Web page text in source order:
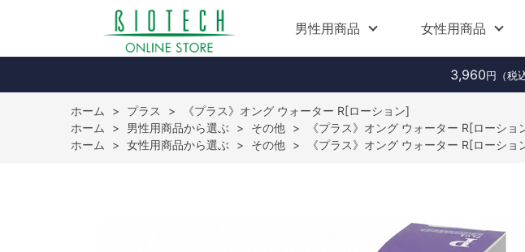
男性用商品 女性用商品
3,960 円（税
ホーム > プラス >
《プラス》オング ウォーター R[ローション]
ホーム
> 男性用商品から選ぶ > その他 >
《プラス》オング ウォーター R[ローショ
ホーム
> 女性用商品から選ぶ > その他 > 《プラス》オング ウォーター R[ローショ